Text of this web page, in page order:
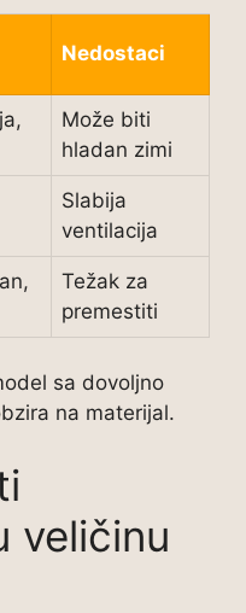
Nedostaci
Može biti
hladan zimi
Slabija
ventilacija
Težak za
premestiti
sa dovoljno
na materijal.
veličinu